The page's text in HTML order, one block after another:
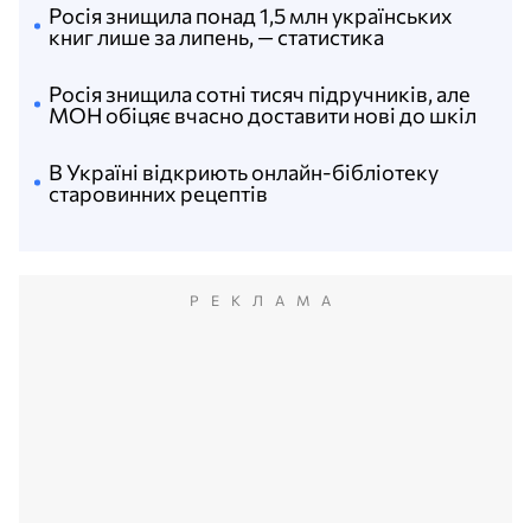
В Україні відкриють онлайн-бібліотеку
старовинних рецептів
Росія знищила сотні тисяч підручників, але
МОН обіцяє вчасно доставити нові до шкіл
Росія знищила понад 1,5 млн українських
книг лише за липень, — статистика
РЕКЛАМА